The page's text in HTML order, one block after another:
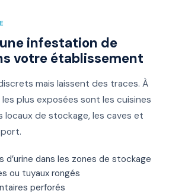
infestation de
votre établissement
mais laissent des traces. À
les plus exposées sont les cuisines
locaux de stockage, les caves et
dans les zones de stockage
ou tuyaux rongés
perforés